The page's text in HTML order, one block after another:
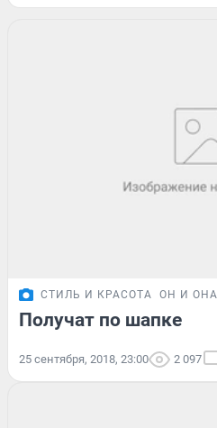
СТИЛЬ И КРАСОТА ОН И ОНА
Получат по шапке
25 сентября, 2018, 23:00 2 097